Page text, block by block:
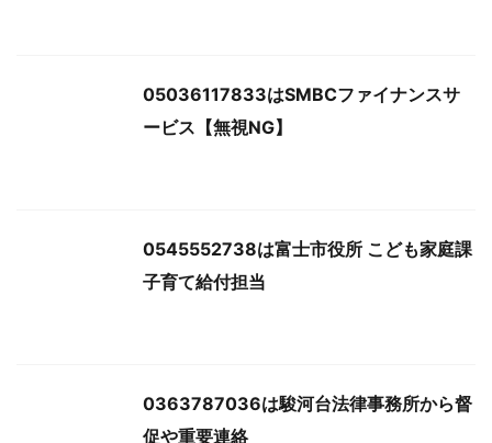
05036117833はSMBCファイナンスサ
ービス【無視NG】
0545552738は富士市役所 こども家庭課
子育て給付担当
0363787036は駿河台法律事務所から督
促や重要連絡